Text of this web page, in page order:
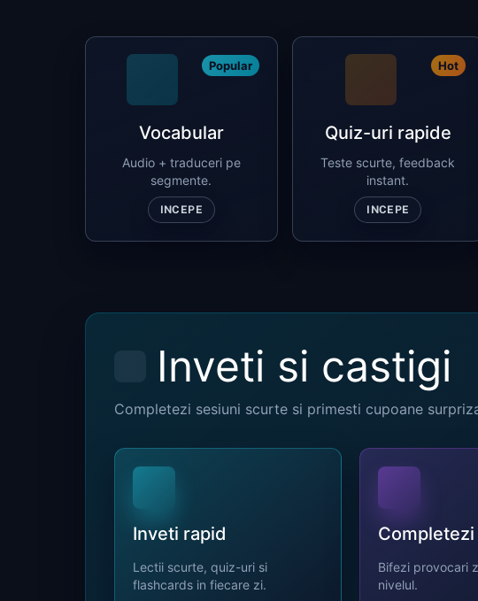
Popular
Vocabular
Audio + traduceri pe
segmente.
INCEPE
Hot
Quiz-uri rapide
Teste scurte, feedback
instant.
INCEPE
Inveti si castigi
Completezi sesiuni scurte si primesti cupoane
Inveti rapid
Lectii scurte, quiz-uri si
flashcards in fiecare zi.
Bifezi provocari
nivelul.